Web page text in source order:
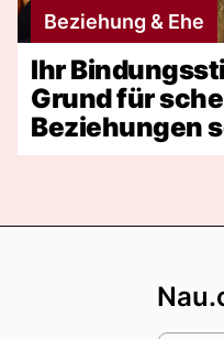
Beziehung & Ehe
Ihr
Grund für
Beziehungen